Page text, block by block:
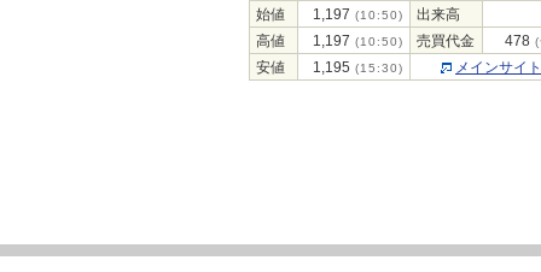
始値 1,197 (10:50)
出来高
高値
1,197 (10:50) 売買代金 478
安値 1,195 (15:30) メインサイ